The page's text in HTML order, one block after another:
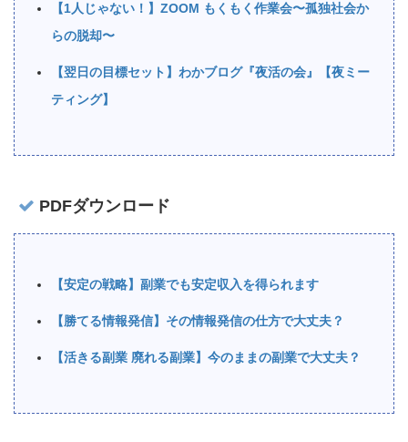
【1人じゃない！】ZOOM もくもく作業会〜孤独社会か
らの脱却〜
【翌日の目標セット】わかブログ『夜活の会』【夜ミー
ティング】
PDFダウンロード
【安定の戦略】副業でも安定収入を得られます
【勝てる情報発信】その情報発信の仕方で大丈夫？
【活きる副業 廃れる副業】今のままの副業で大丈夫？